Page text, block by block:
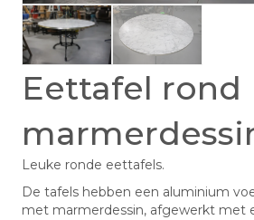
Eettafel rond
Leuke ronde eettafels.
De tafels hebben een aluminium
met marmerdessin, afgewerkt met